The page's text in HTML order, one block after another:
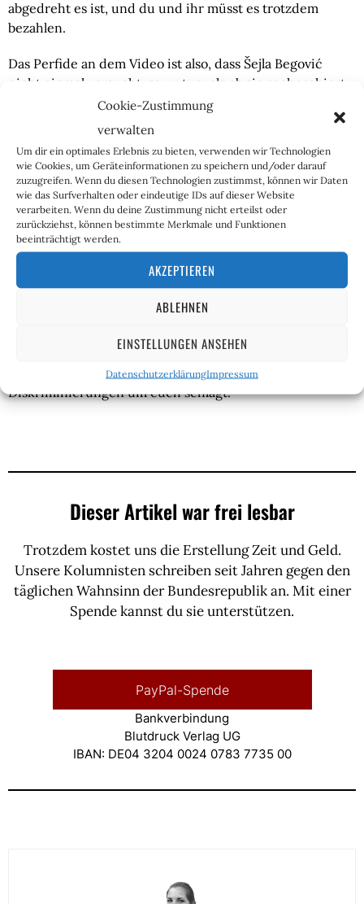
Cookie-Zustimmung
verwalten
Um dir ein optimales Erlebnis zu bieten, verwenden wir Technologien
wie Cookies, um Geräteinformationen zu speichern und/oder darauf
zuzugreifen. Wenn du diesen Technologien zustimmst, können wir Daten
wie das Surfverhalten oder eindeutige IDs auf dieser Website
verarbeiten. Wenn du deine Zustimmung nicht erteilst oder
zurückziehst, können bestimmte Merkmale und Funktionen
beeinträchtigt werden.
AKZEPTIEREN
ABLEHNEN
EINSTELLUNGEN ANSEHEN
DatenschutzerklärungImpressum
abgedreht es ist, und du und ihr müsst es trotzdem
bezahlen.
Das Perfide an dem Video ist also, dass Šejla Begović
nicht einmal versucht, so zu tun, als ob sie recherchiert
hätte oder etwas enthüllen will, sondern dass sie bewusst
ein Dissvideo gegen mich macht, um anderen auf
mich „scheiße“ finden sollen. Das Ganze, ohne auf meine
Inhalte einzugehen, ohne einzuräumen, dass es vielleicht
einen Grund gibt, warum immer mehr junge Frauen
inzwischen lieber die Nähe zu rechten Frauen suchen
als zu arrogant wirkenden, Problem-Pony tragenden,
linken Frauen wie ihr.
es, die Leute „rechtsextrem“ machen, indem ihr die
sondern gar ins Lächerliche zieht und im Wirrwarr mit
immer mehr und immer absurderen Kampfbegriffen und
Diskriminierungen um euch schlagt.
Dieser Artikel war frei lesbar
Trotzdem kostet uns die Erstellung Zeit und Geld.
Unsere Kolumnisten schreiben seit Jahren gegen den
täglichen Wahnsinn der Bundesrepublik an. Mit einer
Spende kannst du sie unterstützen.
PayPal-Spende
Bankverbindung
Blutdruck Verlag UG
IBAN: DE04 3204 0024 0783 7735 00